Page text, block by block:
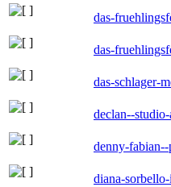
das-
das-
das-schlager-
declan--
denny-fabian--
diana-